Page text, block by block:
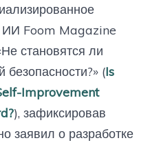
ИИ Foom Magazine
становятся ли
безопасности?» (Is
Improvement
), зафиксировав
заявил о разработке